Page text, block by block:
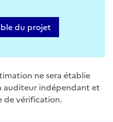
du projet
ne sera établie
auditeur indépendant et
de vérification.